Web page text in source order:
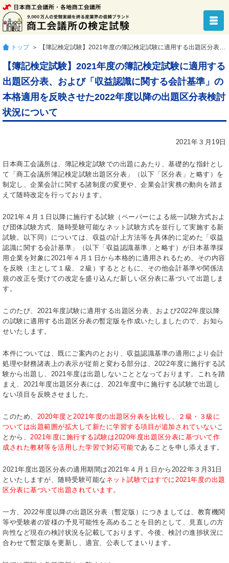
トップ ＞ 【簿記検定試験】2021年度の簿記検定試験に適用する出題区分表、および「収益認識に関する会計基準」の本格適用を反映させた2022年度以降の出題区分表検討状況について
【簿記検定試験】2021年度の簿記検定試験に適用する
出題区分表、および「収益認識に関する会計基準」の
本格適用を反映させた2022年度以降の出題区分表検討
状況について
2021年３月19日
日本商工会議所は、簿記検定試験での出題にあたり、基礎的な指針とし
て「商工会議所簿記検定試験出題区分表」（以下「区分表」と略す）を
制定し、企業会計に関する諸制度の変更や、企業会計実務の動向を踏ま
えて随時改定を行っております。
2021年４月１日以降に施行する試験（ペーパーによる統一試験方式およ
び団体試験方式、随時受験可能なネット試験方式を並行して実施する新
試験。以下同）については、収益の計上方法等を具体的に定めた「収益
認識に関する会計基準」（以下「収益認識基準」と略す）が日本基準採
用企業を対象に2021年４月１日から本格的に適用されるため、その内容
を反映（主として１級、２級）するとともに、その他会計基準や関係法
規の改正を受けての改定を盛り込んだ新しい区分表に基づいて出題しま
す。
このたび、2021年度試験に適用する出題区分表、および2022年度以降
の試験に適用する出題区分表の暫定版を作成いたしましたので、お知ら
せいたします。
本件については、既にご案内のとおり、収益認識基準の適用により会計
処理や財務諸表上の表示が従前と変わる部分は、2022年度に施行する試
験から出題し、2021年度は出題しないこととなっております。これを踏
まえ、2021年度出題区分表には、2021年度中に施行する試験で出題し
ない項目を反映させました。
このため、 2020年度と2021年度の出題区分表を比較し、２級・３級に
ついては出題範囲が拡大して新たに学習する項目が追加されていないこ
とから、2021年度に施行する試験は2020年度出題区分表に基づいて作
成された教材等を活用した学習で対応可能であることを申し添えます。
2021年度出題区分表の適用期間は2021年４月１日から2022年３月31日
といたしますが、随時受験可能な ネット試験ではすでに2021年度の出題
区分表に基づいて出題されています。
一方、2022年度以降の出題区分表（暫定版）につきましては、教育機関
等や受験者の皆様の予見可能性を高めることを目的として、見直しの方
向性など現在の検討状況を記載しております。今後、検討の進捗状況に
合わせて暫定版を更新し、適宜、公表してまいります。